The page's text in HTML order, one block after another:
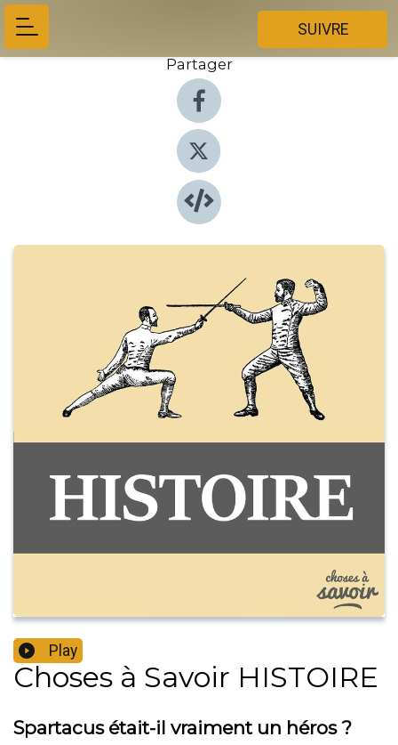
SUIVRE
Partager
Play
Choses à Savoir HISTOIRE
Spartacus était-il vraiment un héros ?